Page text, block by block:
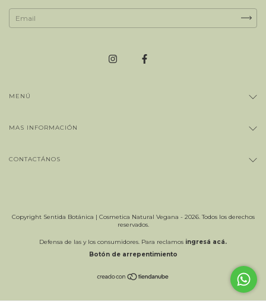
MENÚ
MAS INFORMACIÓN
CONTACTÁNOS
Copyright Sentida Botánica | Cosmetica Natural Vegana - 2026. Todos los derechos
reservados.
Defensa de las y los consumidores. Para reclamos ingresá acá.
Botón de arrepentimiento